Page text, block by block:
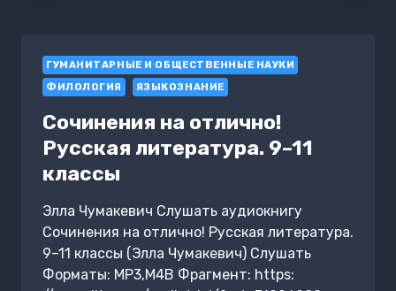
XII
ВЕКА,
ИЛИ
„О!
СТАНАТИ
РУССКОЙ
ГУМАНИТАРНЫЕ И ОБЩЕСТВЕННЫЕ НАУКИ
ФИЛОЛОГИЯ
ЯЗЫКОЗНАНИЕ
Сочинения на отлично!
Русская литература. 9–11
классы
Элла Чумакевич Слушать аудиокнигу
Сочинения на отлично! Русская литература.
9–11 классы (Элла Чумакевич) Слушать
Форматы: MP3,M4B Фрагмент: https: